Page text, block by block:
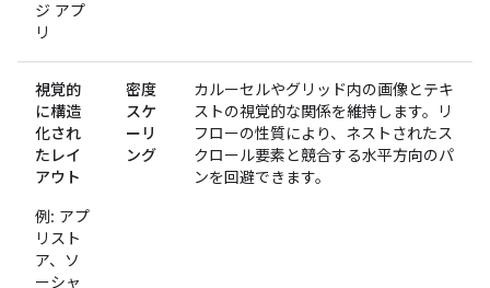
ジ アプ
リ
視覚的
に構造
化され
たレイ
アウト
例: アプ
リスト
ア、ソ
ーシャ
密度
スケ
ーリ
ング
カルーセルやグリッド内の画像とテキ
ストの視覚的な関係を維持します。リ
フローの性質により、ネストされたス
クロール要素と競合する水平方向のパ
ンを回避できます。